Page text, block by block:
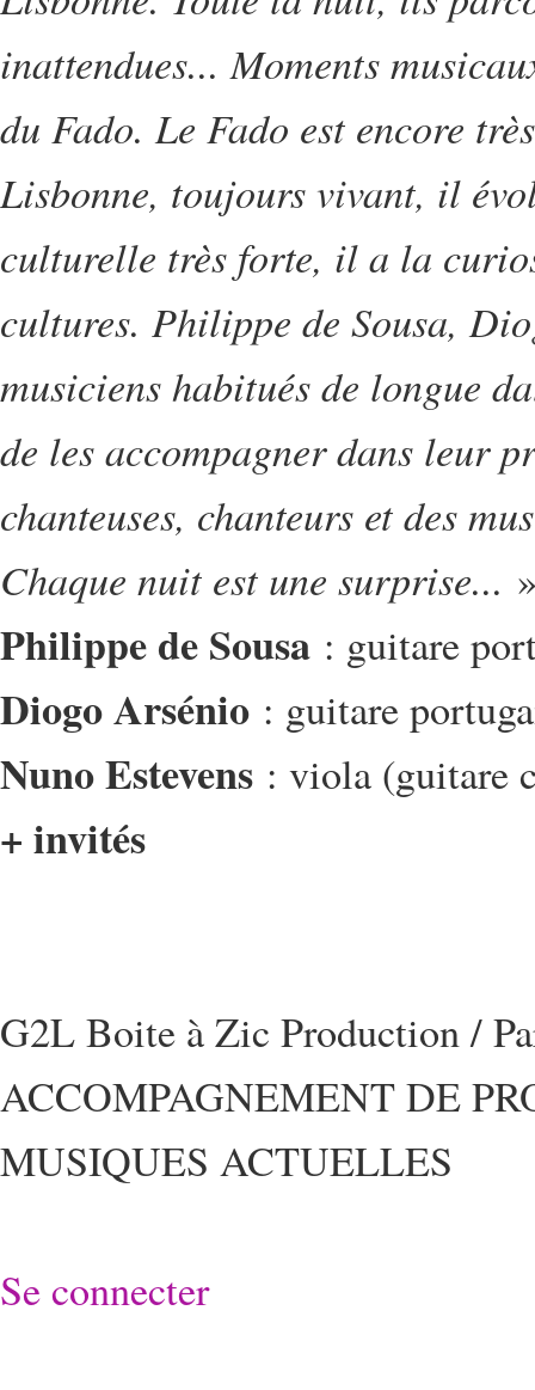
inattendues... Moments
du Fado. Le Fado est encore
Lisbonne, toujours vivant, il
culturelle très forte, il a la
cultures. Philippe de Sousa,
musiciens habitués de longue
de les accompagner dans leur
chanteuses, chanteurs et des
Chaque nuit est une surprise...
Philippe de Sousa : guitare
Diogo Arsénio : guitare
Nuno Estevens : viola (guitare
+ invités
G2L Boite à Zic Production /
ACCOMPAGNEMENT DE
MUSIQUES ACTUELLES
Se connecter